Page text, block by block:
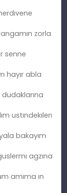
zorla
senne
hayır abla
dudaklarına
ustındekılerı
bakayım
agzına
amıma ın